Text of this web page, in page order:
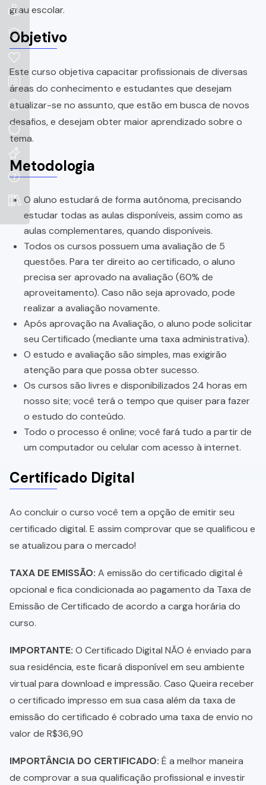
grau escolar.
Objetivo
Este curso objetiva capacitar profissionais de diversas
áreas do conhecimento e estudantes que desejam
atualizar-se no assunto, que estão em busca de novos
desafios, e desejam obter maior aprendizado sobre o
tema.
Metodologia
O aluno estudará de forma autônoma, precisando
estudar todas as aulas disponíveis, assim como as
aulas complementares, quando disponíveis.
Todos os cursos possuem uma avaliação de 5
questões. Para ter direito ao certificado, o aluno
precisa ser aprovado na avaliação (60% de
aproveitamento). Caso não seja aprovado, pode
realizar a avaliação novamente.
Após aprovação na Avaliação, o aluno pode solicitar
seu Certificado (mediante uma taxa administrativa).
O estudo e avaliação são simples, mas exigirão
atenção para que possa obter sucesso.
Os cursos são livres e disponibilizados 24 horas em
nosso site; você terá o tempo que quiser para fazer
o estudo do conteúdo.
Todo o processo é online; você fará tudo a partir de
um computador ou celular com acesso à internet.
Certificado Digital
Ao concluir o curso você tem a opção de emitir seu
certificado digital. E assim comprovar que se qualificou e
se atualizou para o mercado!
TAXA DE EMISSÃO: A emissão do certificado digital é
opcional e fica condicionada ao pagamento da Taxa de
Emissão de Certificado de acordo a carga horária do
curso.
IMPORTANTE: O Certificado Digital NÃO é enviado para
sua residência, este ficará disponível em seu ambiente
virtual para download e impressão. Caso Queira receber
o certificado impresso em sua casa além da taxa de
emissão do certificado é cobrado uma taxa de envio no
valor de R$36,90
IMPORTÂNCIA DO CERTIFICADO: É a melhor maneira
de comprovar a sua qualificação profissional e investir